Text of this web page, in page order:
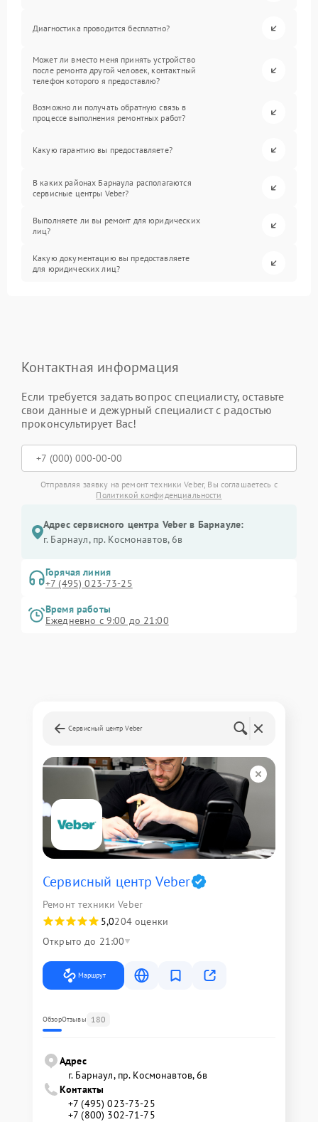
Диагностика проводится бесплатно?
Может ли вместо меня принять устройство
после ремонта другой человек, контактный
телефон которого я предоставлю?
Возможно ли получать обратную связь в
процессе выполнения ремонтных работ?
Какую гарантию вы предоставляете?
В каких районах Барнаула располагаются
сервисные центры Veber?
Выполняете ли вы ремонт для юридических
лиц?
Какую документацию вы предоставляете
для юридических лиц?
Контактная информация
Если требуется задать вопрос специалисту, оставьте
свои данные и дежурный специалист с радостью
проконсультирует Вас!
Отправляя заявку на ремонт техники Veber, Вы соглашаетесь с
Политикой конфиденциальности
Адрес сервисного центра Veber в Барнауле:
г. Барнаул, ​пр. Космонавтов, 6в
Горячая линия
+7 (495) 023-73-25
Время работы
Ежедневно с 9:00 до 21:00
Сервисный центр Veber
Сервисный центр Veber
Ремонт техники Veber
5,0204 оценки
Открыто до 21:00
Маршрут
ОбзорОтзывы 180
Адрес
г. Барнаул, ​пр. Космонавтов, 6в
Контакты
+7 (495) 023-73-25
+7 (800) 302-71-75